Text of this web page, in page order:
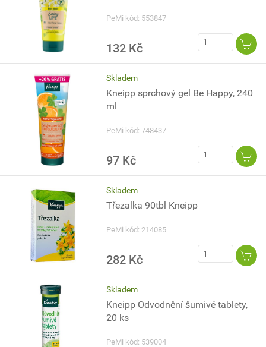
PeMi kód: 553847
132 Kč
Skladem
Kneipp sprchový gel Be Happy, 240
ml
PeMi kód: 748437
97 Kč
Skladem
Třezalka 90tbl Kneipp
PeMi kód: 214085
282 Kč
Skladem
Kneipp Odvodnění šumivé tablety,
20 ks
PeMi kód: 539004